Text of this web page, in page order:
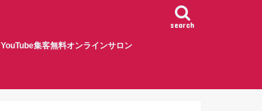
search
YouTube集客無料オンラインサロン